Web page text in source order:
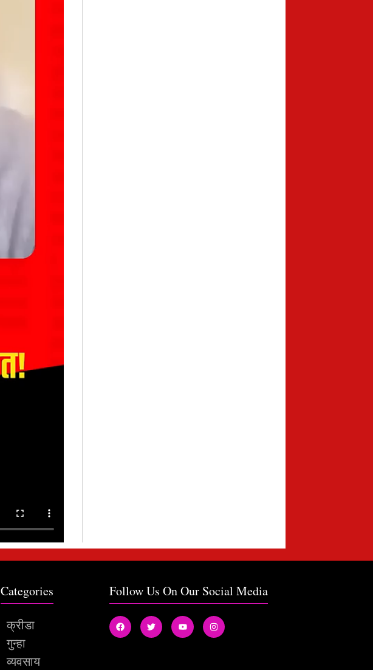
Categories
क्रीडा
गुन्हा
व्यवसाय
Follow Us On Our Social Media